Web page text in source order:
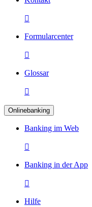

Formularcenter

Glossar

Onlinebanking
Banking im Web

Banking in der App

Hilfe